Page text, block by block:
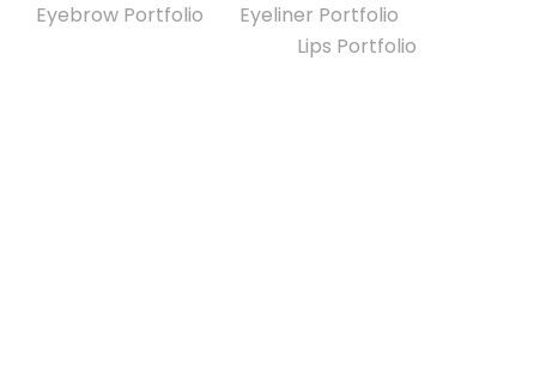
Eyebrow Portfolio
Eyeliner Portfolio
Lips Portfolio